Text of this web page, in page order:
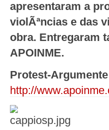
apresentaram a
violÃªncias e das
obra. Entregaram
APOINME.
Protest-
http://